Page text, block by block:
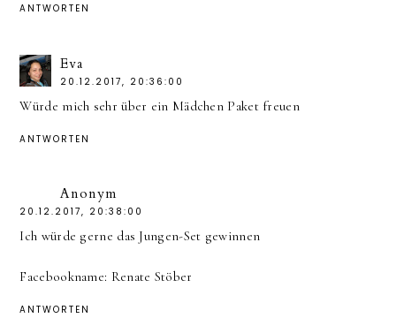
ANTWORTEN
Eva
20.12.2017, 20:36:00
Würde mich sehr über ein Mädchen Paket freuen
ANTWORTEN
Anonym
20.12.2017, 20:38:00
Ich würde gerne das Jungen-Set gewinnen
Facebookname: Renate Stöber
ANTWORTEN